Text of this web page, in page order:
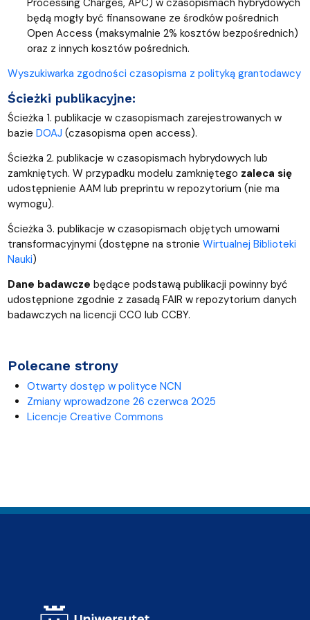
będą mogły być finansowane ze środków pośrednich
Open Access (maksymalnie 2% kosztów bezpośrednich)
oraz z innych kosztów pośrednich.
Wyszukiwarka zgodności czasopisma z polityką grantodawcy
Ścieżki publikacyjne:
Ścieżka 1. publikacje w czasopismach zarejestrowanych w
bazie DOAJ (czasopisma open access).
Ścieżka 2. publikacje w czasopismach hybrydowych lub
zamkniętych. W przypadku modelu zamkniętego zaleca się
udostępnienie AAM lub preprintu w repozytorium (nie ma
wymogu).
Ścieżka 3. publikacje w czasopismach objętych umowami
transformacyjnymi (dostępne na stronie Wirtualnej Biblioteki
Nauki)
Dane badawcze będące podstawą publikacji powinny być
udostępnione zgodnie z zasadą FAIR w repozytorium danych
badawczych na licencji CC0 lub CCBY.
Polecane strony
Otwarty dostęp w polityce NCN
Zmiany wprowadzone 26 czerwca 2025
Licencje Creative Commons